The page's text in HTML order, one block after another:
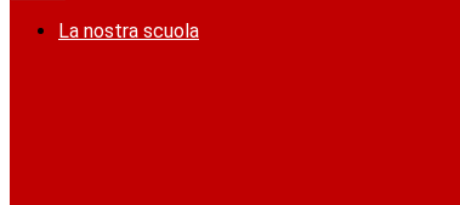
La nostra scuola